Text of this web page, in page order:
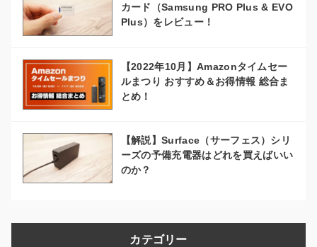
カード（Samsung PRO Plus & EVO
Plus）をレビュー！
【2022年10月】Amazonタイムセー
ルまつり おすすめ＆お得情報 総合ま
とめ！
【解説】Surface（サーフェス）シリ
ーズの予備充電器はどれを買えばいい
のか？
カテゴリー